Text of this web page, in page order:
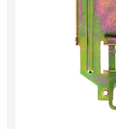
Кабеленесущие системы